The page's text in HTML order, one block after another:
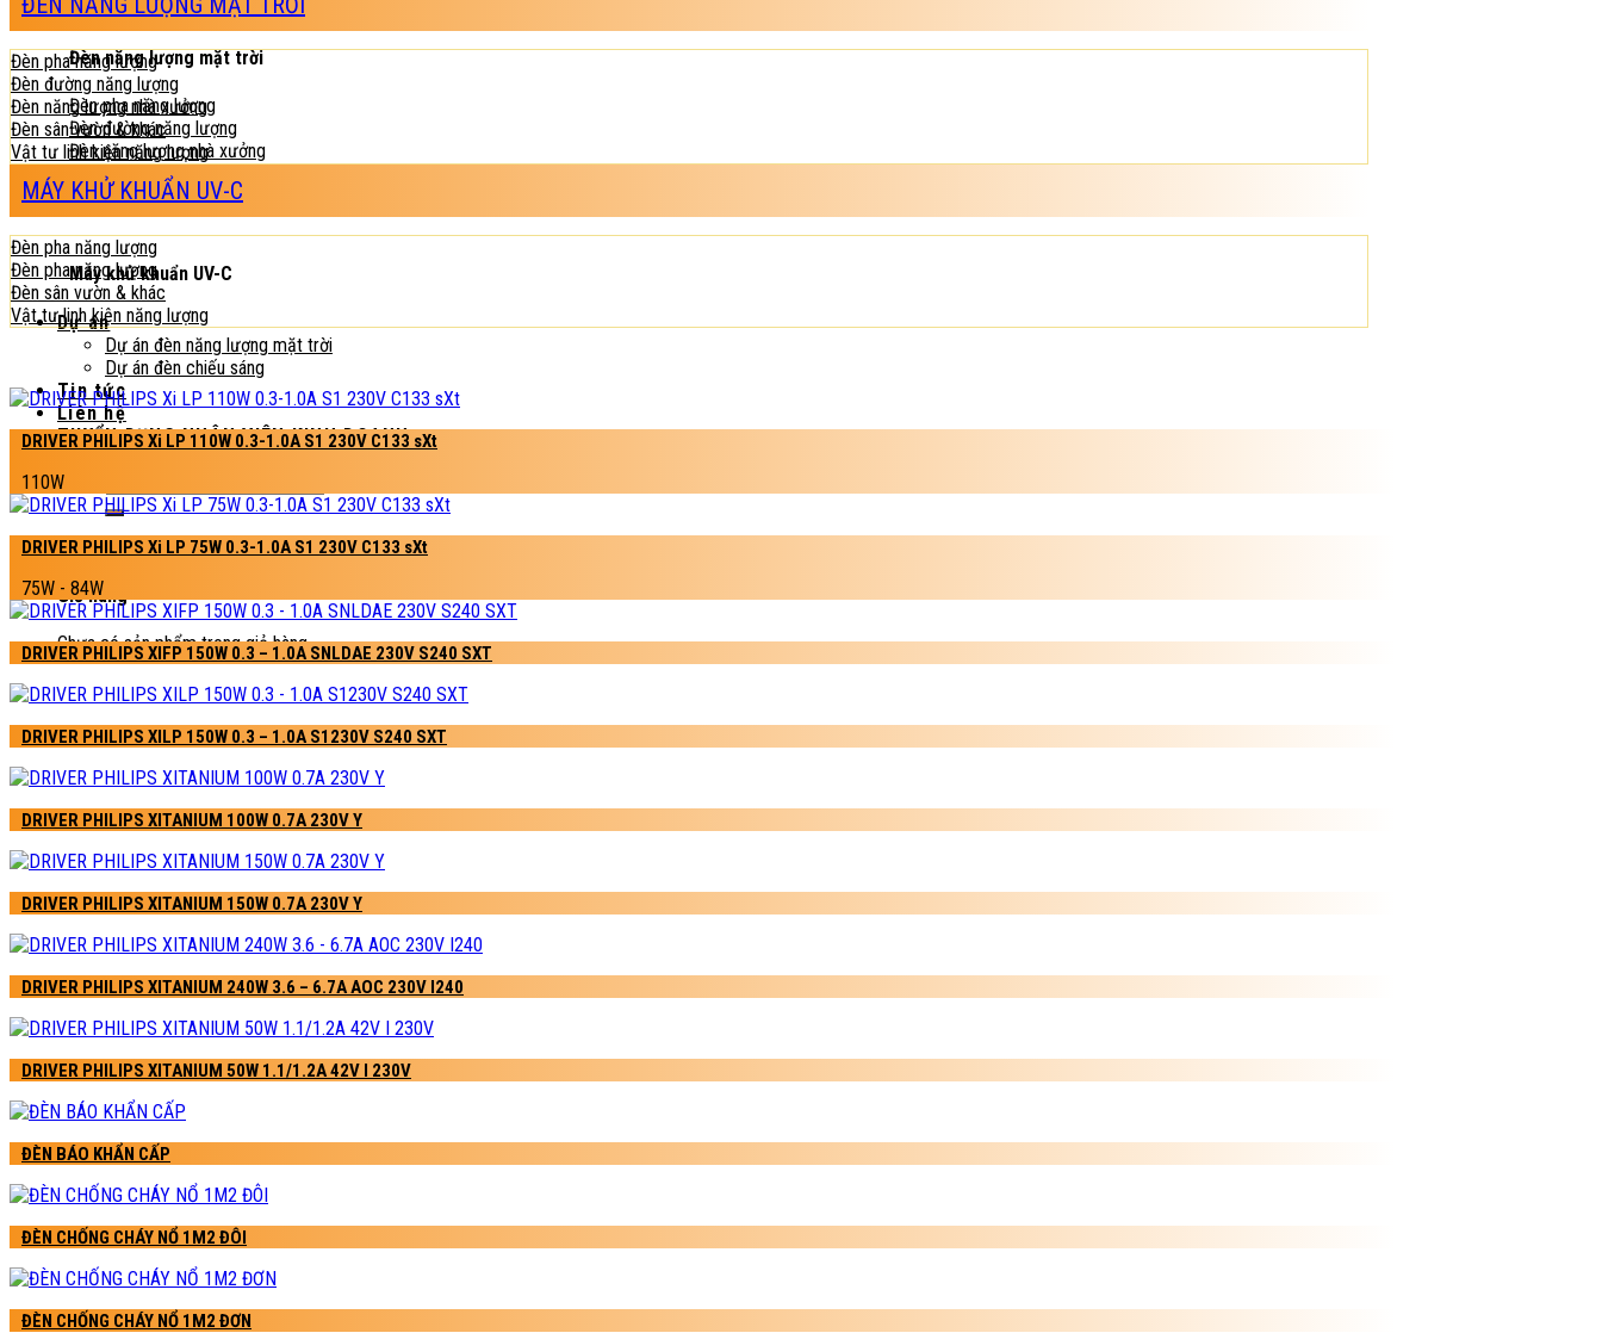
Đèn năng lượng mặt trời
Đèn pha năng lượng
Đèn đường năng lượng
Đèn năng lượng nhà xưởng
Đèn sân vườn & khác
Vật tư linh kiện năng lượng
Máy khử khuẩn UV-C
Dự án
Dự án đèn năng lượng mặt trời
Dự án đèn chiếu sáng
Tin tức
Liên hệ
TUYỂN DỤNG NHÂN VIÊN KINH DOANH
kiếm:
0
Giỏ hàng
Chưa có sản phẩm trong giỏ hàng.
Đèn pha năng lượng
Đèn đường năng lượng
Đèn năng lượng nhà xưởng
Đèn sân vườn & khác
Vật tư linh kiện năng lượng
MÁY KHỬ KHUẨN UV-C
Đèn pha năng lượng
Đèn pha năng lượng
Đèn sân vườn & khác
Vật tư linh kiện năng lượng
DRIVER PHILIPS Xi LP 110W 0.3-1.0A S1 230V C133 sXt
110W
DRIVER PHILIPS Xi LP 75W 0.3-1.0A S1 230V C133 sXt
75W - 84W
DRIVER PHILIPS XIFP 150W 0.3 – 1.0A SNLDAE 230V S240 SXT
DRIVER PHILIPS XILP 150W 0.3 – 1.0A S1230V S240 SXT
DRIVER PHILIPS XITANIUM 100W 0.7A 230V Y
DRIVER PHILIPS XITANIUM 150W 0.7A 230V Y
DRIVER PHILIPS XITANIUM 240W 3.6 – 6.7A AOC 230V I240
DRIVER PHILIPS XITANIUM 50W 1.1/1.2A 42V I 230V
ĐÈN BÁO KHẨN CẤP
ĐÈN CHỐNG CHÁY NỔ 1M2 ĐÔI
ĐÈN CHỐNG CHÁY NỔ 1M2 ĐƠN